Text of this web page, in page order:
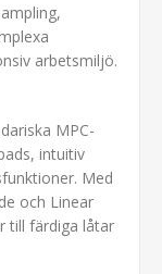
arbetsmiljö.
MPC-
intuitiv
Med
och Linear
till färdiga låtar